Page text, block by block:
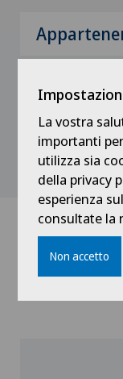
Dottori
La vostra
importanti
utilizza sia
della privacy
esperienza
consultate la
Non accetto